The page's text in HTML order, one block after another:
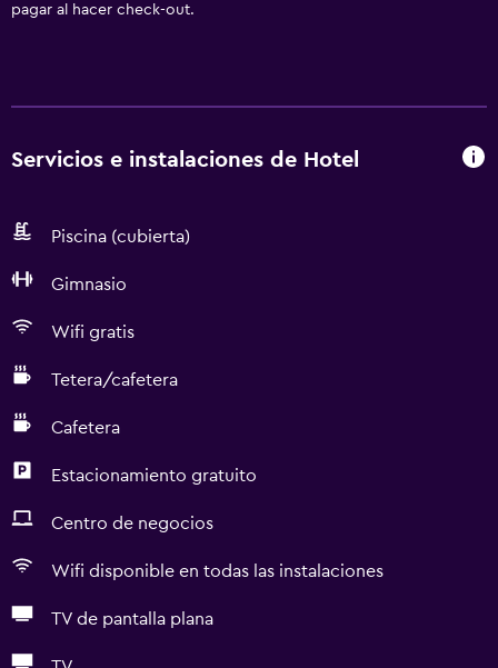
pagar al hacer check-out.
Servicios e instalaciones de Hotel
Piscina (cubierta)
Gimnasio
Wifi gratis
Tetera/cafetera
Cafetera
Estacionamiento gratuito
Centro de negocios
Wifi disponible en todas las instalaciones
TV de pantalla plana